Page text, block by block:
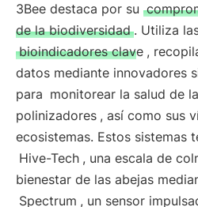
3Bee destaca por su
de la biodiversidad . Utiliza
bioindicadores clave ,
datos mediante innovadores
para monitorear la salud de
polinizadores , así como sus
ecosistemas. Estos sistemas
Hive-Tech , una escala de
bienestar de las abejas
Spectrum , un sensor